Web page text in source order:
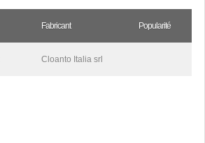
Fabricant Popularité
Cloanto Italia srl